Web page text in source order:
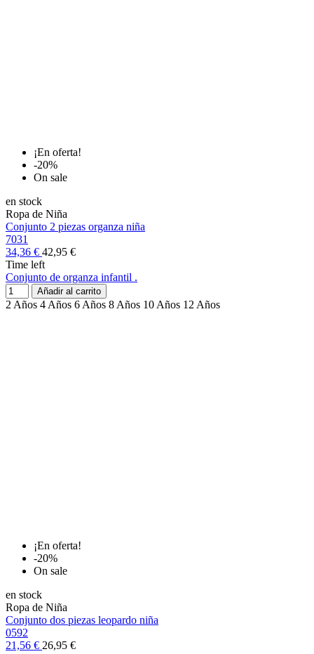
¡En oferta!
-20%
On sale
en stock
Ropa de Niña
Conjunto 2 piezas organza niña
7031
34,36 € 42,95 €
Time left
Conjunto de organza infantil .
Añadir al carrito
2 Años 4 Años 6 Años 8 Años 10 Años 12 Años
¡En oferta!
-20%
On sale
en stock
Ropa de Niña
Conjunto dos piezas leopardo niña
0592
21,56 € 26,95 €